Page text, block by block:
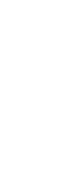
de p
de p